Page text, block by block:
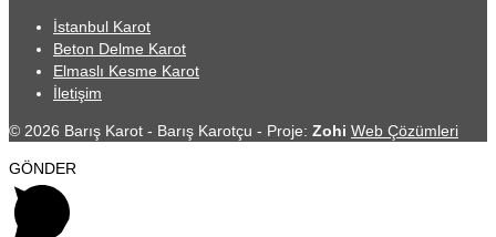
İstanbul Karot
Beton Delme Karot
Elmaslı Kesme Karot
İletişim
© 2026 Barış Karot - Barış Karotçu - Proje: Zohi Web Çözümleri
GÖNDER